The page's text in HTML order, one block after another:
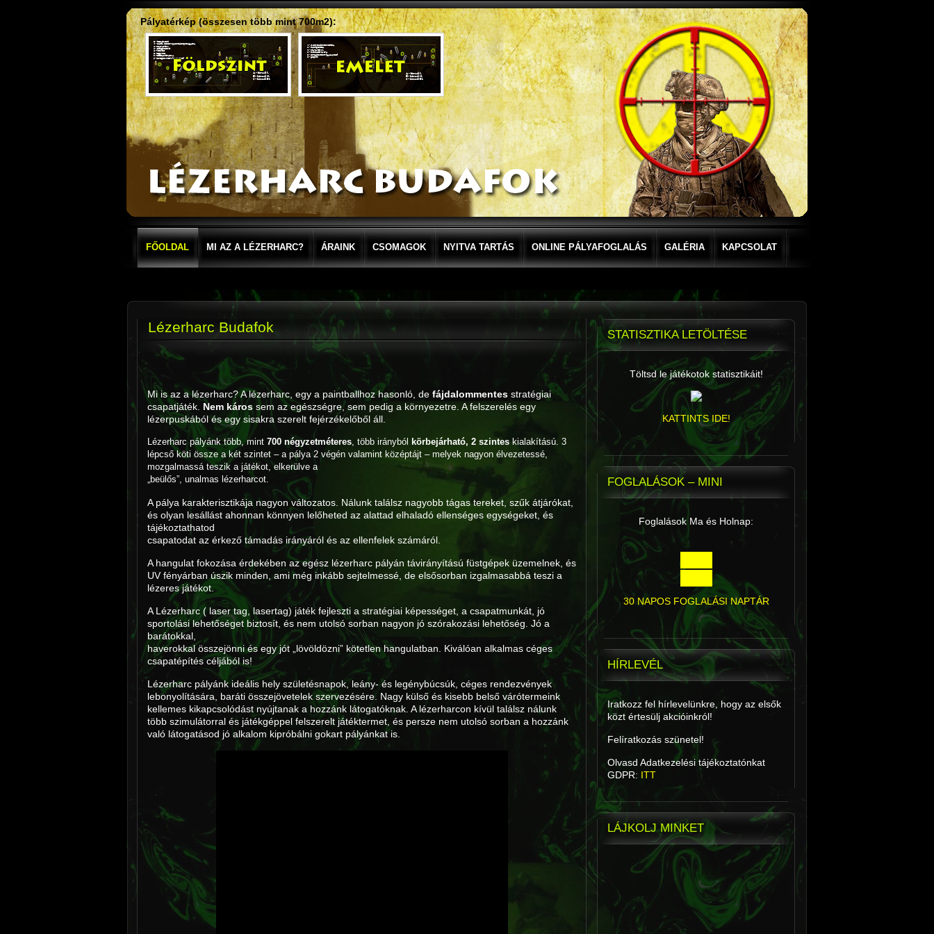
Pályatérkép (összesen több mint 700m2):
FŐOLDAL MI AZ A LÉZERHARC? ÁRAINK CSOMAGOK NYITVA TARTÁS ONLINE PÁLYAFOGLALÁS GALÉRIA KAPCSOLAT
Lézerharc Budafok
Mi is az a lézerharc? A lézerharc, egy a paintballhoz hasonló, de fájdalommentes stratégiai
csapatjáték. Nem káros sem az egészségre, sem pedig a környezetre. A felszerelés egy
lézerpuskából és egy sisakra szerelt fejérzékelőből áll.
Lézerharc pályánk több, mint 700 négyzetméteres, több irányból körbejárható, 2 szinteskialakítású. 3
lépcső köti össze a két szintet – a pálya 2 végén valamint középtájt – melyek nagyon élvezetessé,
mozgalmassá teszik a játékot, elkerülve a
„beülős”, unalmas lézerharcot.
A pálya karakterisztikája nagyon változatos. Nálunk találsz nagyobb tágas tereket, szűk átjárókat,
és olyan lesállást ahonnan könnyen lelőheted az alattad elhaladó ellenséges egységeket, és
tájékoztathatod
csapatodat az érkező támadás irányáról és az ellenfelek számáról.
A hangulat fokozása érdekében az egész lézerharc pályán távirányítású füstgépek üzemelnek, és
UV fényárban úszik minden, ami még inkább sejtelmessé, de elsősorban izgalmasabbá teszi a
lézeres játékot.
A Lézerharc ( laser tag, lasertag) játék fejleszti a stratégiai képességet, a csapatmunkát, jó
sportolási lehetőséget biztosít, és nem utolsó sorban nagyon jó szórakozási lehetőség. Jó a
barátokkal,
haverokkal összejönni és egy jót „lövöldözni” kötetlen hangulatban. Kiválóan alkalmas céges
csapatépítés céljából is!
Lézerharc pályánk ideális hely születésnapok, leány- és legénybúcsúk, céges rendezvények
lebonyolítására, baráti összejövetelek szervezésére. Nagy külső és kisebb belső várótermeink
kellemes kikapcsolódást nyújtanak a hozzánk látogatóknak. A lézerharcon kívül találsz nálunk
több szimulátorral és játékgéppel felszerelt játéktermet, és persze nem utolsó sorban a hozzánk
való látogatásod jó alkalom kipróbálni gokart pályánkat is.
STATISZTIKA LETÖLTÉSE
Töltsd le játékotok statisztikáit!
KATTINTS IDE!
FOGLALÁSOK – MINI
Foglalások Ma és Holnap:
30 NAPOS FOGLALÁSI NAPTÁR
HÍRLEVÉL
Iratkozz fel hírlevelünkre, hogy az elsők
közt értesülj akcióinkról!
Felíratkozás szünetel!
Olvasd Adatkezelési tájékoztatónkat
GDPR: ITT
LÁJKOLJ MINKET